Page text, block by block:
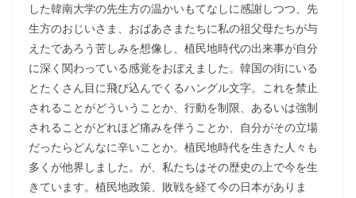
した韓南大学の先生方の温かいもてなしに感謝しつつ、先
生方のおじいさま、おばあさまたちに私の祖父母たちが与
えたであろう苦しみを想像し、植民地時代の出来事が自分
に深く関わっている感覚をおぼえました。韓国の街にいる
とたくさん目に飛び込んでくるハングル文字。これを禁止
されることがどういうことか、行動を制限、あるいは強制
されることがどれほど痛みを伴うことか、自分がその立場
だったらどんなに辛いことか。植民地時代を生きた人々も
多くが他界しました。が、私たちはその歴史の上で今を生
きています。植民地政策、敗戦を経て今の日本がありま